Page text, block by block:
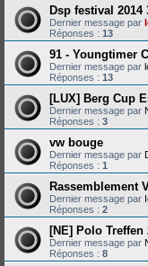
Dsp festival
Dernier message par
Réponses : 13
91 - Youngtimer
Dernier message par
Réponses : 13
[LUX] Berg Cup
Dernier message par
Réponses : 3
vw bouge
Dernier message par
Réponses : 1
Rassemblement
Dernier message par
Réponses : 2
[NE] Polo Treffen
Dernier message par
Réponses : 8